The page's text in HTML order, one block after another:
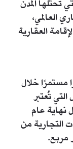
تحتلها المدن
العالمي،
العقارية
مستمرًا خلال
تُعتبر
نهاية عام
التجارية من